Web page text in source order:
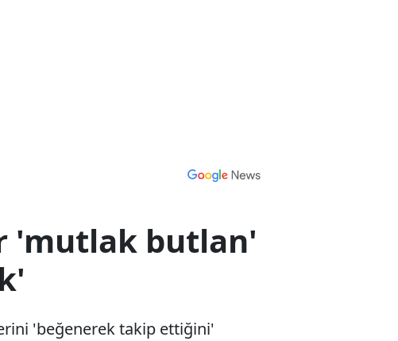
'mutlak butlan'
'beğenerek takip ettiğini'